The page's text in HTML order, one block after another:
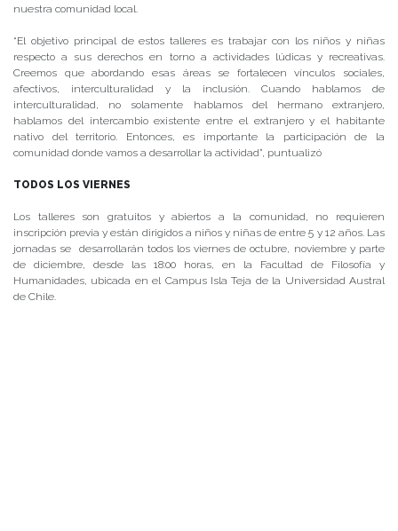
nuestra comunidad local.
“El objetivo principal de estos talleres es trabajar con los niños y niñas
respecto a sus derechos en torno a actividades lúdicas y recreativas.
Creemos que abordando esas áreas se fortalecen vínculos sociales,
afectivos, interculturalidad y la inclusión. Cuando hablamos de
interculturalidad, no solamente hablamos del hermano extranjero,
hablamos del intercambio existente entre el extranjero y el habitante
nativo del territorio. Entonces, es importante la participación de la
comunidad donde vamos a desarrollar la actividad”, puntualizó
TODOS LOS VIERNES
Los talleres son gratuitos y abiertos a la comunidad, no requieren
inscripción previa y están dirigidos a niños y niñas de entre 5 y 12 años. Las
jornadas se desarrollarán todos los viernes de octubre, noviembre y parte
de diciembre, desde las 18:00 horas, en la Facultad de Filosofía y
Humanidades, ubicada en el Campus Isla Teja de la Universidad Austral
de Chile.